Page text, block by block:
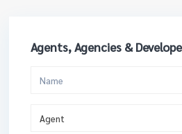
Agents, Agencies &
Agent